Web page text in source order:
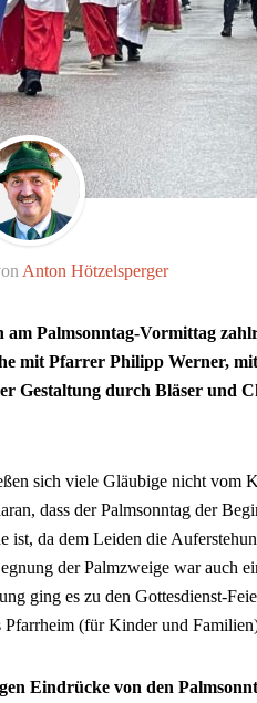
Anton Hötzelsperger
Palmsonntag-Vormittag
mit Pfarrer Philipp Werner,
Gestaltung durch Bläser und
sich viele Gläubige nicht vom
dass der Palmsonntag der
ist, da dem Leiden die
der Palmzweige war auch
ging es zu den Gottesdienst-
(für Kinder und
Eindrücke von den